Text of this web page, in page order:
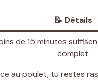
📝 Détails
de 15 minutes
complet.
au poulet, tu restes